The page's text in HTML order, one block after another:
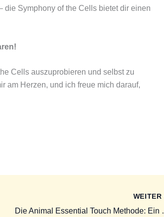
die Symphony of the Cells bietet dir einen
Cells auszuprobieren und selbst zu
am Herzen, und ich freue mich darauf,
WEITER
Die Animal